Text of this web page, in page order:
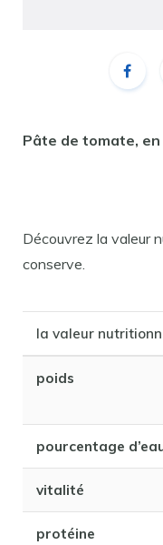
Pâte de tomate,
Découvrez la valeur
conserve.
la valeur
poids
pourcentage
vitalité
protéine